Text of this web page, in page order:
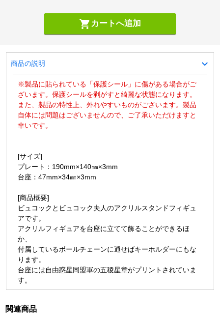
shopping_cart カートへ追加
商品の説明 expand_more
※製品に貼られている「保護シール」に傷がある場合がご
ざいます。保護シールを剥がすと綺麗な状態になります。
また、製品の特性上、外れやすいものがございます。製品
自体には問題はございませんので、ご了承いただけますと
幸いです。
[サイズ]
プレート：190mm×140㎜×3mm
台座：47mm×34㎜×3mm
[商品概要]
ビュコックとビュコック夫人のアクリルスタンドフィギュ
アです。
アクリルフィギュアを台座に立てて飾ることができるほ
か、
付属しているボールチェーンに通せばキーホルダーにもな
ります。
台座には自由惑星同盟軍の五稜星章がプリントされていま
す。
関連商品